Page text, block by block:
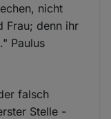
nicht
Frau; denn ihr
Paulus
falsch
Stelle -